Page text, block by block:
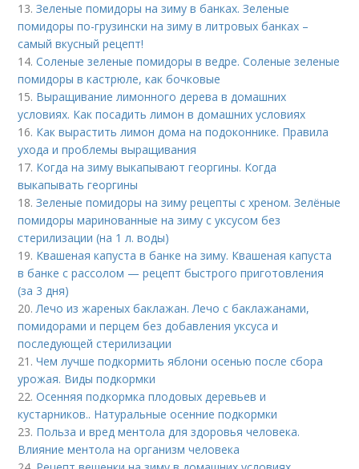
13.Зеленые помидоры на зиму в банках. Зеленые
помидоры по-грузински на зиму в литровых банках –
самый вкусный рецепт!
14.Соленые зеленые помидоры в ведре. Соленые зеленые
помидоры в кастрюле, как бочковые
15. Выращивание лимонного дерева в домашних
условиях. Как посадить лимон в домашних условиях
16. Как вырастить лимон дома на подоконнике. Правила
ухода и проблемы выращивания
17. Когда на зиму выкапывают георгины. Когда
выкапывать георгины
18.Зеленые помидоры на зиму рецепты с хреном. Зелёные
помидоры маринованные на зиму с уксусом без
стерилизации (на 1 л. воды)
19. Квашеная капуста в банке на зиму. Квашеная капуста
в банке с рассолом — рецепт быстрого приготовления
(за 3 дня)
20.Лечо из жареных баклажан. Лечо с баклажанами,
помидорами и перцем без добавления уксуса и
последующей стерилизации
21.Чем лучше подкормить яблони осенью после сбора
урожая. Виды подкормки
22.Осенняя подкормка плодовых деревьев и
кустарников.. Натуральные осенние подкормки
23. Польза и вред ментола для здоровья человека.
Влияние ментола на организм человека